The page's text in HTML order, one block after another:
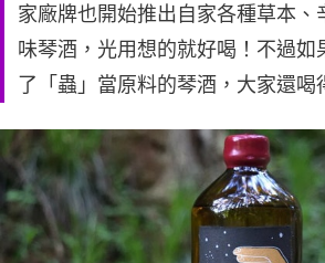
家廠牌也開始推出自家各種草本、
味琴酒，光用想的就好喝！不過如
了「蟲」當原料的琴酒，大家還喝